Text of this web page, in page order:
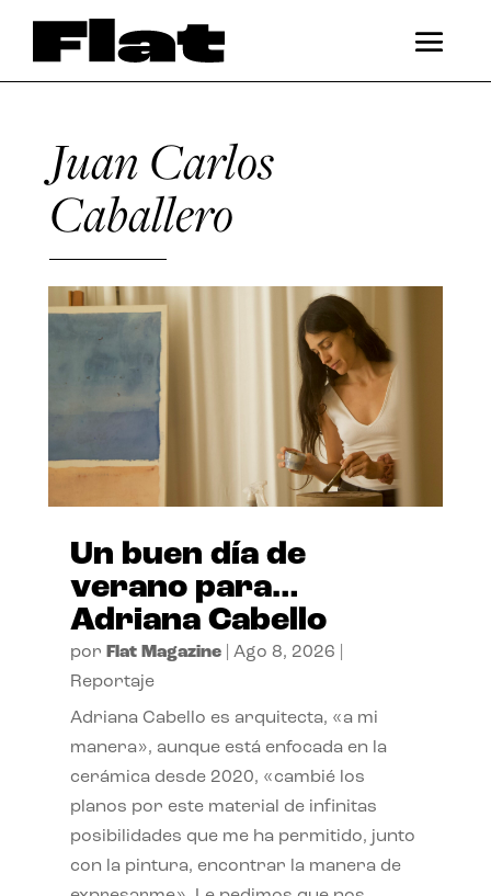
Juan Carlos
Caballero
Un buen día de
verano para…
Adriana Cabello
por Flat Magazine| Ago 8, 2026
Reportaje
Adriana Cabello es arquitecta, «a mi
manera», aunque está enfocada en la
cerámica desde 2020, «cambié los
planos por este material de infinitas
posibilidades que me ha permitido, junto
con la pintura, encontrar la manera de